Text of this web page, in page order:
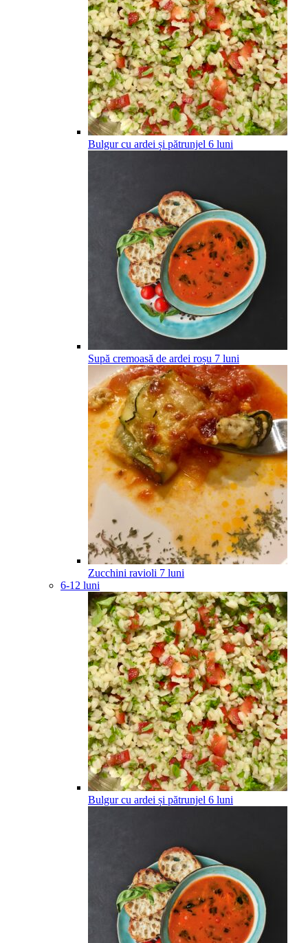
Bulgur cu ardei și pătrunjel 6 luni
Supă cremoasă de ardei roșu 7 luni
Zucchini ravioli 7 luni
6-12 luni
Bulgur cu ardei și pătrunjel 6 luni